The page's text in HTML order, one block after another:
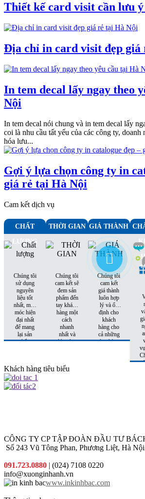
Thiết kế card visit cần lưu
Địa chỉ in card visit đẹp giá
In tem decal lấy ngay theo
Nội
In tem decal nói chung và in tem decal lấy
coi là nhu cầu tất yếu của các công ty,
hóa lưu...
Gợi ý lựa chọn công ty in
giá rẻ tại Hà Nội
Cam kết dịch vụ
CHẤT
LƯỢNG
Chúng tôi
sử dụng
nguyên
liệu tốt
nhất, máy
móc hiện
đại nhất
để mang
lại sản
phẩm
hàng
THỜI GIAN
Chúng tôi
cam kết sẽ
đem sản
phẩm đến
tay khách
hàng một
cách
nhanh
nhất và
đúng hẹn
GIÁ THÀNH
Chúng tôi
cam kết
giá thành
luôn hợp
lý và ổn
định cho
khách
hàng cho
cả những
đơn hàng
Khách hàng tiêu biểu
CÔNG TY CP TẬP ĐOÀN ĐẦU TƯ
Số 243 Vũ Tông Phan, Phương Liệt, Hà Nội
091.723.0880 | (024) 7108 0220
info@xuonginhanh.vn
www.inkinhbac.com